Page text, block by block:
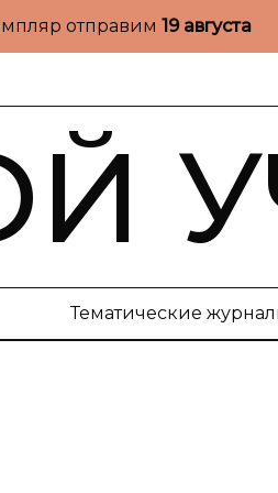
отправим 19 августа
Тематические